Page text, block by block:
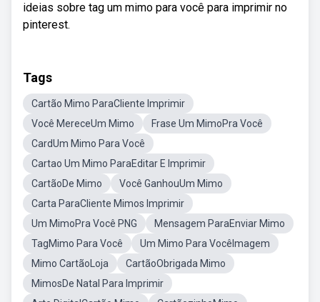
ideias sobre tag um mimo para você para imprimir no
pinterest.
Tags
Cartão Mimo ParaCliente Imprimir
Você MereceUm Mimo
Frase Um MimoPra Você
CardUm Mimo Para Você
Cartao Um Mimo ParaEditar E Imprimir
CartãoDe Mimo
Você GanhouUm Mimo
Carta ParaCliente Mimos Imprimir
Um MimoPra Você PNG
Mensagem ParaEnviar Mimo
TagMimo Para Você
Um Mimo Para VocêImagem
Mimo CartãoLoja
CartãoObrigada Mimo
MimosDe Natal Para Imprimir